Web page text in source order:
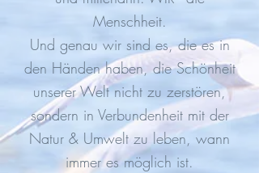
Menschheit.
Und genau wir sind es, die es in
den Händen haben, die Schönheit
unserer Welt nicht zu zerstören,
sondern in Verbundenheit mit der
Natur & Umwelt zu leben, wann
immer es möglich ist.